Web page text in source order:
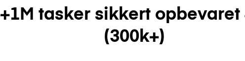
+1M tasker sikkert opbevaret
(300k+)